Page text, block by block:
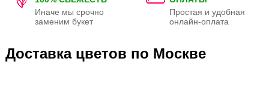
Иначе мы срочно
заменим букет
Простая и удобная
онлайн-оплата
Доставка цветов по Москве